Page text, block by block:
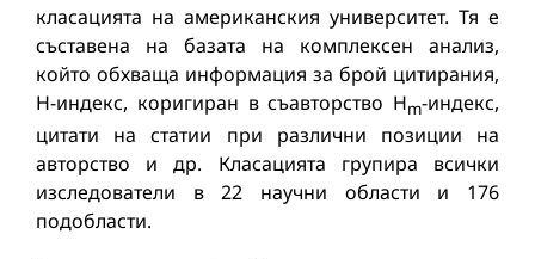
класацията на американския университет. Тя е
съставена на базата на комплексен анализ,
който обхваща информация за брой цитирания,
H-индекс, коригиран в съавторство Hm-индекс,
цитати на статии при различни позиции на
авторство и др. Класацията групира всички
изследователи в 22 научни области и 176
подобласти.